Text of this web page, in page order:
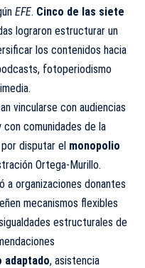
EFE. Cinco de las siete
lograron estructurar un
los contenidos hacia
fotoperiodismo
vincularse con audiencias
comunidades de la
disputar el monopolio
Ortega-Murillo.
a organizaciones donantes
mecanismos flexibles
estructurales de
adaptado, asistencia